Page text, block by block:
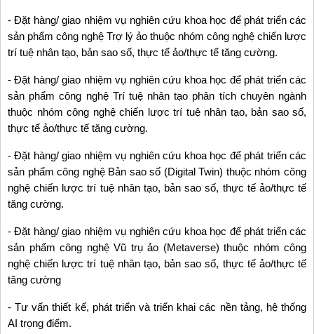
- Đặt hàng/ giao nhiệm vụ nghiên cứu khoa học để phát triển các
sản phẩm công nghệ Trợ lý ảo thuộc nhóm công nghệ chiến lược
trí tuệ nhân tạo, bản sao số, thực tế ảo/thực tế tăng cường.
- Đặt hàng/ giao nhiệm vụ nghiên cứu khoa học để phát triển các
sản phẩm công nghệ Trí tuệ nhân tạo phân tích chuyên ngành
thuộc nhóm công nghệ chiến lược trí tuệ nhân tạo, bản sao số,
thực tế ảo/thực tế tăng cường.
- Đặt hàng/ giao nhiệm vụ nghiên cứu khoa học để phát triển các
sản phẩm công nghệ Bản sao số (Digital Twin) thuộc nhóm công
nghệ chiến lược trí tuệ nhân tạo, bản sao số, thực tế ảo/thực tế
tăng cường.
- Đặt hàng/ giao nhiệm vụ nghiên cứu khoa học để phát triển các
sản phẩm công nghệ Vũ trụ ảo (Metaverse) thuộc nhóm công
nghệ chiến lược trí tuệ nhân tạo, bản sao số, thực tế ảo/thực tế
tăng cường
- Tư vấn thiết kế, phát triển và triển khai các nền tảng, hệ thống
AI trọng điểm.